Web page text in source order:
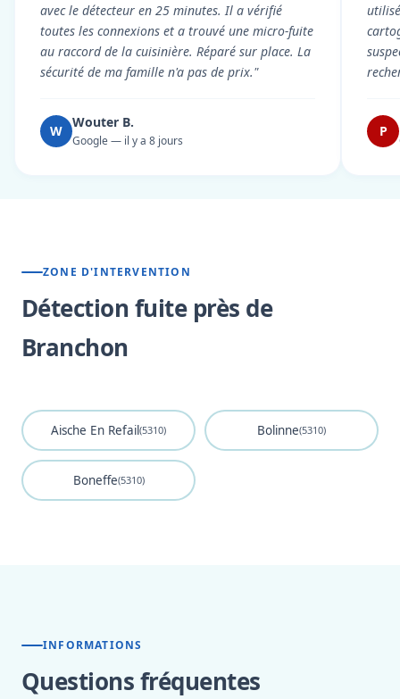
avec le détecteur en 25 minutes. Il a vérifié
toutes les connexions et a trouvé une micro-fuite
au raccord de la cuisinière. Réparé sur place. La
sécurité de ma famille n'a pas de prix."
W
Wouter B.
Google — il y a 8 jours
P
ZONE D'INTERVENTION
Détection fuite près de
Branchon
Aische En Refail(5310) Bolinne(5310)
Boneffe(5310)
INFORMATIONS
Questions fréquentes